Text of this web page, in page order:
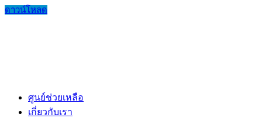
ดาวน์โหลด
ศูนย์ช่วยเหลือ
เกี่ยวกับเรา